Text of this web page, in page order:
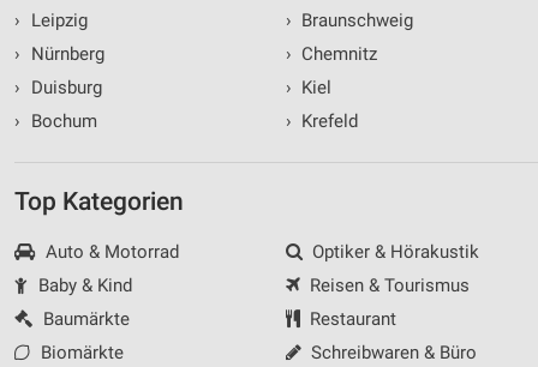
›
Leipzig
›
Nürnberg
›
Duisburg
›
Bochum
› Braunschweig
› Chemnitz
› Kiel
› Krefeld
Top Kategorien
Auto & Motorrad
Baby & Kind
Baumärkte
Biomärkte
Optiker & Hörakustik
Reisen & Tourismus
Restaurant
Schreibwaren & Büro